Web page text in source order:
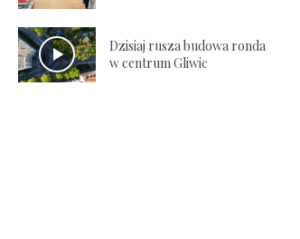
Dzisiaj rusza budowa ronda
w centrum Gliwic